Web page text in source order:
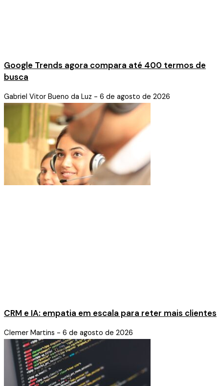
Google Trends agora compara até 400 termos de
busca
Gabriel Vitor Bueno da Luz 6 de agosto de 2026
CRM e IA: empatia em escala para reter mais clientes
Clemer Martins 6 de agosto de 2026